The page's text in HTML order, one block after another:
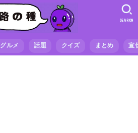
グルメ 話題 クイズ まとめ 宣
SEARCH